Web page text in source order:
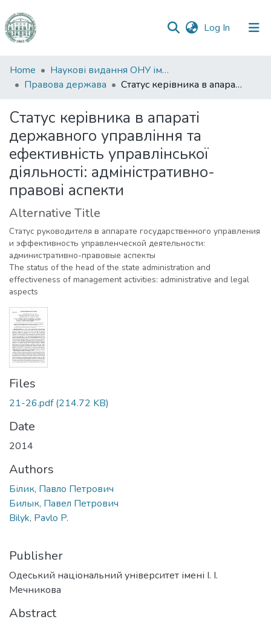
Log In (current)
Communities
&
All of DSpace
Statistics
Home
Наукові видання ОНУ імені І. І. Мечникова
Правова держава
Статус керівника в апараті державного управління та ефективність управлінської діяльності: адміністративно-правові аспекти
Статус керівника в апараті
державного управління та
ефективність управлінської
діяльності: адміністративно-
правові аспекти
Alternative Title
Статус руководителя в аппарате государственного управления
и эффективность управленческой деятельности:
административно-правовые аспекты
The status of the head of the state administration and
effectiveness of management activities: administrative and legal
aspects
Files
21-26.pdf(214.72 KB)
Date
2014
Authors
Білик, Павло Петрович
Билык, Павел Петрович
Bilyk, Pavlo P.
Publisher
Одеський національний університет імені І. І.
Мечникова
Abstract